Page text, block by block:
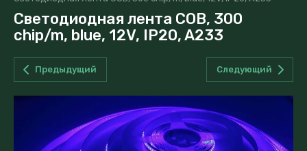
Светодиодная лента COB, 300
chip/m, blue, 12V, IP20, A233
Предыдущий Следующий